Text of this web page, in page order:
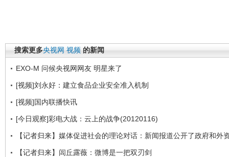
搜索更多央视网 视频 的新闻
EXO-M 问候央视网网友 明星来了
[视频]刘永好：建立食品企业安全准入机制
[视频]国内联播快讯
[今日观察]彩电大战：云上的战争(20120116)
【记者归来】媒体促进社会的理论对话：新闻报道公开了政府和外
【记者归来】闾丘露薇：微博是一把双刃剑